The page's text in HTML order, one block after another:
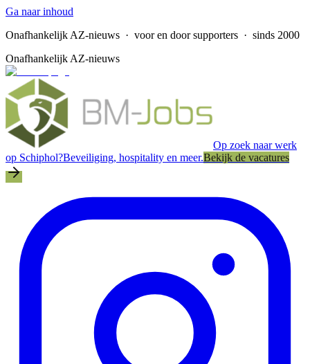
Ga naar inhoud
Onafhankelijk AZ-nieuws · voor en door supporters · sinds 2000
Onafhankelijk AZ-nieuws
Op zoek naar werk
op Schiphol?Beveiliging, hospitality en meer.Bekijk de vacatures